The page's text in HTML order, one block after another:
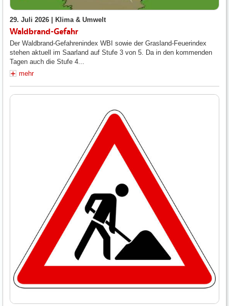
29. Juli 2026 | Klima & Umwelt
Waldbrand-Gefahr
Der Waldbrand-Gefahrenindex WBI sowie der Grasland-Feuerindex
stehen aktuell im Saarland auf Stufe 3 von 5. Da in den kommenden
Tagen auch die Stufe 4...
mehr